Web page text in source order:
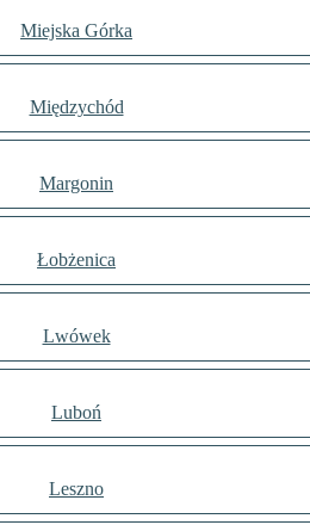
Miejska Górka
Międzychód
Margonin
Łobżenica
Lwówek
Luboń
Leszno